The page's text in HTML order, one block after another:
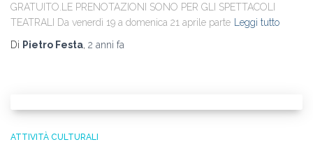
GRATUITO.LE PRENOTAZIONI SONO PER GLI SPETTACOLI
TEATRALI Da venerdì 19 a domenica 21 aprile parte
Leggi tutto
Di Pietro Festa, 2 anni fa
ATTIVITÀ CULTURALI